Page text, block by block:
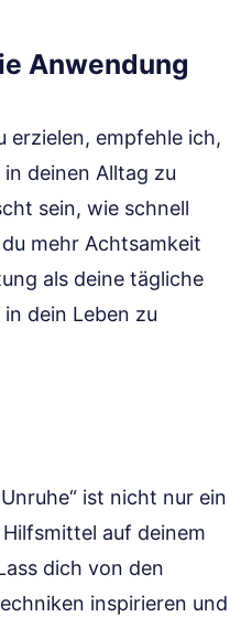
Anwendung
erzielen, empfehle ich,
deinen Alltag zu
sein, wie schnell
mehr Achtsamkeit
als deine tägliche
dein Leben zu
ist nicht nur ein
auf deinem
dich von den
inspirieren und